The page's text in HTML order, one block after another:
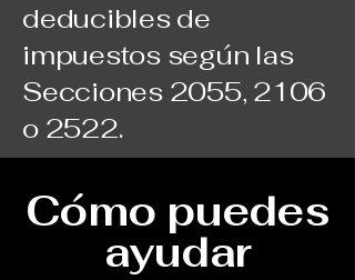
deducibles de
impuestos según las
Secciones 2055, 2106
o 2522.
Cómo puedes
ayudar